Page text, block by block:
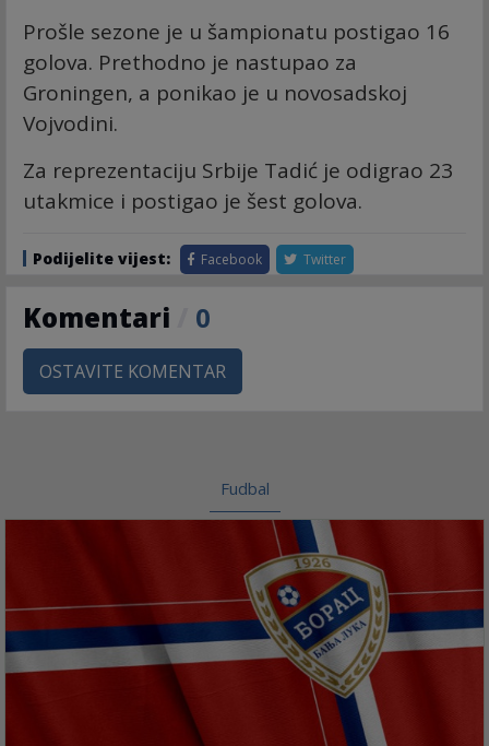
Prošle sezone je u šampionatu postigao 16
golova. Prethodno je nastupao za
Groningen, a ponikao je u novosadskoj
Vojvodini.
Za reprezentaciju Srbije Tadić je odigrao 23
utakmice i postigao je šest golova.
Podijelite vijest: Facebook Twitter
Komentari 0
OSTAVITE KOMENTAR
Fudbal